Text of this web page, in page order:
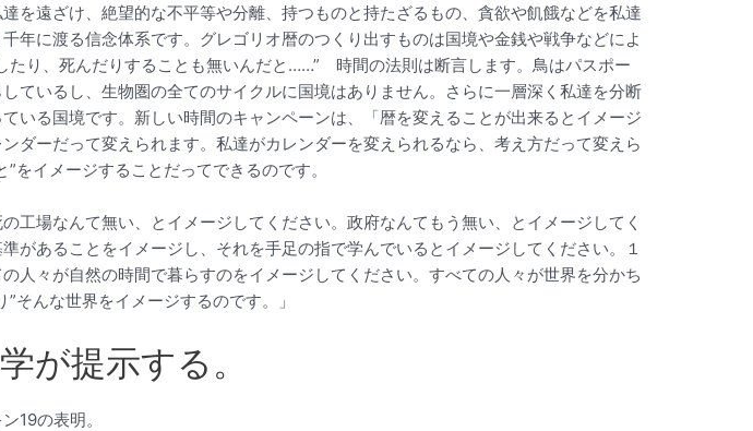
を遠ざけ、絶望的な不平等や分離、持つものと持たざるもの、貪欲や飢餓などを私達
に渡る信念体系です。グレゴリオ暦のつくり出すものは国境や金銭や戦争などによ
たり、死んだりすることも無いんだと……” 時間の法則は断言します。鳥はパスポー
ているし、生物圏の全てのサイクルに国境はありません。さらに一層深く私達を分断
いる国境です。新しい時間のキャンペーンは、「暦を変えることが出来るとイメージ
ダーだって変えられます。私達がカレンダーを変えられるなら、考え方だって変えら
をイメージすることだってできるのです。
工場なんて無い、とイメージしてください。政府なんてもう無い、とイメージしてく
あることをイメージし、それを手足の指で学んでいるとイメージしてください。１
人々が自然の時間で暮らすのをイメージしてください。すべての人々が世界を分かち
そんな世界をイメージするのです。」
が提示する。
19の表明。